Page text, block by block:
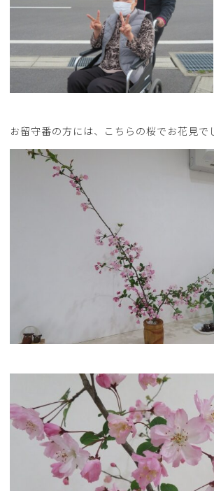
お留守番の方には、こちらの桜でお花見で